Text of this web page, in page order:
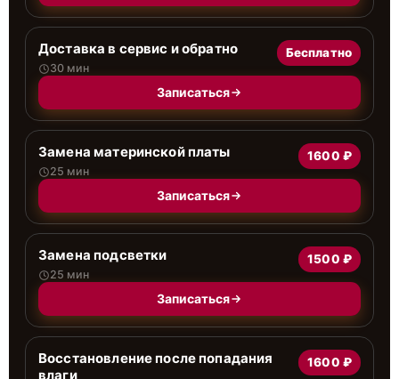
Доставка в сервис и обратно
30 мин
Бесплатно
Записаться
Замена материнской платы
25 мин
1600 ₽
Записаться
Замена подсветки
25 мин
1500 ₽
Записаться
Восстановление после попадания
влаги
1600 ₽